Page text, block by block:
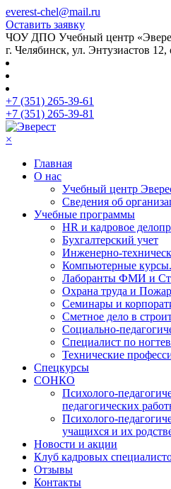
everest-chel@mail.ru
Оставить заявку
ЧОУ ДПО Учебный центр
г. Челябинск, ул. Энтузиастов 12,
+7 (351) 265-39-61
+7 (351) 265-39-81
×
Главная
О нас
Учебный центр
Сведения об
Учебные программы
HR и кадровое
Бухгалтерский учет
Инженерно-
Компьютерные
Лаборанты ФМИ и
Охрана труда и
Семинары и
Сметное дело в
Социально-
Специалист по
Технические
Спецкурсы
СОНКО
Психолого-
педагогических
Психолого-
учащихся и их
Новости и акции
Клуб кадровых
Отзывы
Контакты